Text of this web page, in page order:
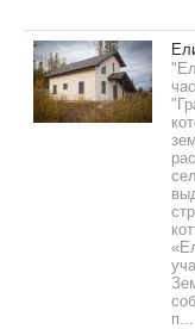
п...